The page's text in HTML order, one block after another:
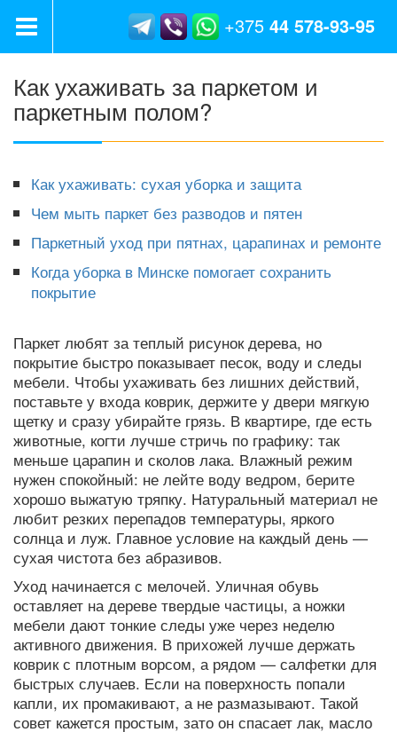
+375 44 578-93-95
Как ухаживать за паркетом и
паркетным полом?
Как ухаживать: сухая уборка и защита
Чем мыть паркет без разводов и пятен
Паркетный уход при пятнах, царапинах и ремонте
Когда уборка в Минске помогает сохранить
покрытие
Паркет любят за теплый рисунок дерева, но
покрытие быстро показывает песок, воду и следы
мебели. Чтобы ухаживать без лишних действий,
поставьте у входа коврик, держите у двери мягкую
щетку и сразу убирайте грязь. В квартире, где есть
животные, когти лучше стричь по графику: так
меньше царапин и сколов лака. Влажный режим
нужен спокойный: не лейте воду ведром, берите
хорошо выжатую тряпку. Натуральный материал не
любит резких перепадов температуры, яркого
солнца и луж. Главное условие на каждый день —
сухая чистота без абразивов.
Уход начинается с мелочей. Уличная обувь
оставляет на дереве твердые частицы, а ножки
мебели дают тонкие следы уже через неделю
активного движения. В прихожей лучше держать
коврик с плотным ворсом, а рядом — салфетки для
быстрых случаев. Если на поверхность попали
капли, их промакивают, а не размазывают. Такой
совет кажется простым, зато он спасает лак, масло